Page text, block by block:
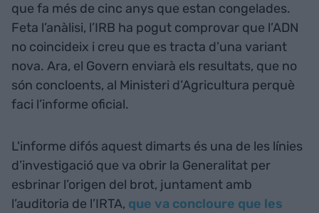
que fa més de cinc anys que estan congelades.
Feta l’anàlisi, l’IRB ha pogut comprovar que l’ADN
no coincideix i creu que es tracta d’una variant
nova. Ara, el Govern enviarà els resultats, que no
són concloents, al Ministeri d’Agricultura perquè
faci l’informe oficial.
L'informe difós aquest dimarts és una de les línies
d’investigació que va obrir la Generalitat per
esbrinar l’origen del brot, juntament amb
l’auditoria de l’IRTA, que va concloure que les